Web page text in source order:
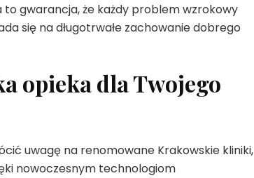
gwarancja, że każdy problem wzrokowy
się na długotrwałe zachowanie dobrego
opieka dla Twojego
uwagę na renomowane Krakowskie kliniki,
nowoczesnym technologiom